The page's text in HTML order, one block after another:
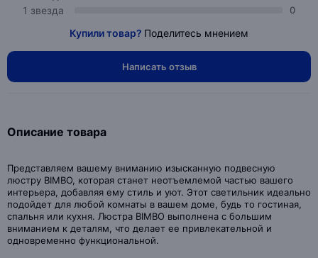
1 звезда 0
Купили товар? Поделитесь мнением
Написать отзыв
Описание товара
Представляем вашему вниманию изысканную подвесную
люстру BIMBO, которая станет неотъемлемой частью вашего
интерьера, добавляя ему стиль и уют. Этот светильник идеально
подойдет для любой комнаты в вашем доме, будь то гостиная,
спальня или кухня. Люстра BIMBO выполнена с большим
вниманием к деталям, что делает ее привлекательной и
одновременно функциональной.